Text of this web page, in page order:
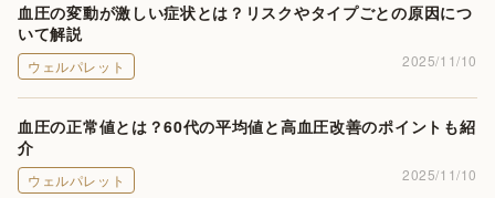
血圧の変動が激しい症状とは？リスクやタイプごとの原因につ
いて解説
ウェルパレット 2025/11/10
血圧の正常値とは？60代の平均値と高血圧改善のポイントも紹
介
ウェルパレット 2025/11/10